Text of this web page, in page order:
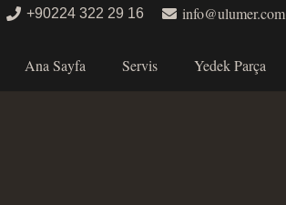
+90224 322 29 16 info@ulumer.com
Ana Sayfa Servis Yedek Parça